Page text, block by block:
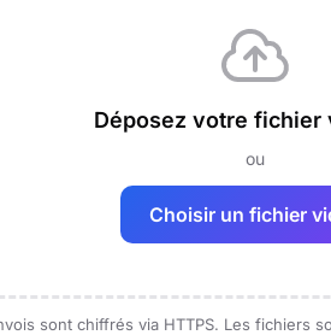
Déposez votre fichier
ou
Choisir un fichier
sont chiffrés via HTTPS. Les fichiers